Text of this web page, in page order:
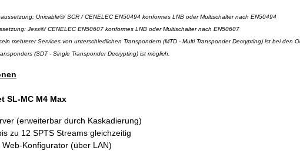
Unicable®/ SCR / CENELEC EN50494 konformes LNB oder Multischalter nach EN50494
Jess®/ CENELEC EN50607 konformes LNB oder Multischalter nach EN50607
mehrerer Services von unterschiedlichen Transpondern (MTD - Multi Transponder Decrypting) ist bei den
(SDT - Single Transponder Decrypting) ist möglich.
SL-MC M4 Max
(erweiterbar durch Kaskadierung)
zu 12 SPTS Streams gleichzeitig
Web-Konfigurator (über LAN)